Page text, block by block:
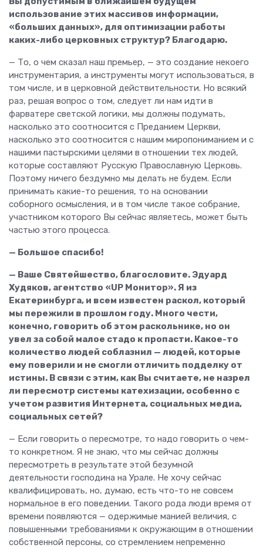
использование этих массивов информации,
«больших данных», для оптимизации работы
каких-либо церковных структур? Благодарю.
— То, о чем сказал наш премьер, — это создание некоего
инструментария, а инструменты могут использоваться, в
том числе, и в церковной действительности. Но всякий
раз, решая вопрос о том, следует ли нам идти в
фарватере светской логики, мы должны подумать,
насколько это соотносится с Преданием Церкви,
насколько это соотносится с нашим миропониманием и с
нашими пастырскими целями в отношении тех людей,
которые составляют Русскую Православную Церковь.
Поэтому ничего бездумно мы делать не будем. Если
принимать какие-то решения, то на основании
соборного осмысления, и в том числе такое собрание,
участником которого Вы сейчас являетесь, может быть
частью этого процесса.
— Большое спасибо!
— Ваше Святейшество, благословите. Эдуард
Худяков, агентство «UP Монитор». Я из
Екатеринбурга, и всем известен раскол, который
мы пережили в прошлом году. Много чести,
конечно, говорить об этом раскольнике, но он
увел за собой малое стадо к пропасти. Какое-то
количество людей соблазнил — людей, которые
ему поверили и не смогли отличить подделку от
истины. В связи с этим, как Вы считаете, не назрел
ли пересмотр системы катехизации, особенно с
учетом развития Интернета, социальных медиа,
социальных сетей?
— Если говорить о пересмотре, то надо говорить о чем-
то конкретном. Я не знаю, что мы сейчас должны
пересмотреть в результате этой безумной
деятельности господина на Урале. Не хочу сейчас
квалифицировать, но, думаю, есть что-то не совсем
нормальное в его поведении. Такого рода люди время от
времени появляются — одержимые манией величия, с
повышенными требованиями к окружающим в отношении
собственной персоны, со стремлением непременно